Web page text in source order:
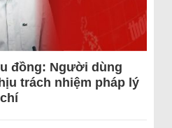
đồng: Người dùng
trách nhiệm pháp lý